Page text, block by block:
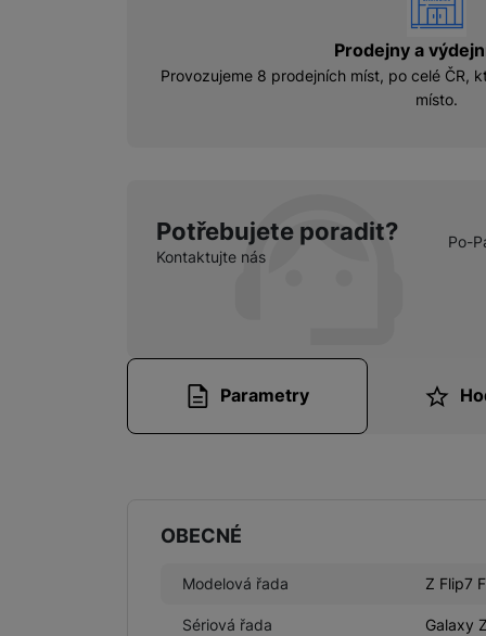
Prodejny a
Provozujeme 8 prodejních míst, po celé ČR,
místo.
Potřebujete poradit?
Kontaktujte nás
Po-
Parametry
OBECNÉ
Modelová řada Z Flip7
Sériová řada Galaxy Z